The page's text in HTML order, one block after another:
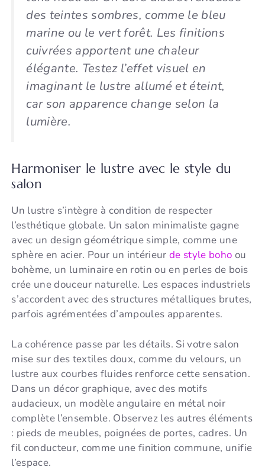
des teintes sombres, comme le bleu
marine ou le vert forêt. Les finitions
cuivrées apportent une chaleur
élégante. Testez l’effet visuel en
imaginant le lustre allumé et éteint,
car son apparence change selon la
lumière.
Harmoniser le lustre avec le style du
salon
Un lustre s’intègre à condition de respecter
l’esthétique globale. Un salon minimaliste gagne
avec un design géométrique simple, comme une
sphère en acier. Pour un intérieurde style boho ou
bohème, un luminaire en rotin ou en perles de bois
crée une douceur naturelle. Les espaces industriels
s’accordent avec des structures métalliques brutes,
parfois agrémentées d’ampoules apparentes.
La cohérence passe par les détails. Si votre salon
mise sur des textiles doux, comme du velours, un
lustre aux courbes fluides renforce cette sensation.
Dans un décor graphique, avec des motifs
audacieux, un modèle angulaire en métal noir
complète l’ensemble. Observez les autres éléments
: pieds de meubles, poignées de portes, cadres. Un
fil conducteur, comme une finition commune, unifie
l’espace.